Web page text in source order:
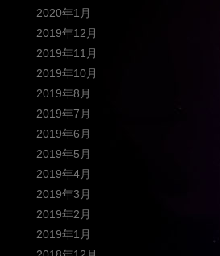
2020年1月
2019年12月
2019年11月
2019年10月
2019年8月
2019年7月
2019年6月
2019年5月
2019年4月
2019年3月
2019年2月
2019年1月